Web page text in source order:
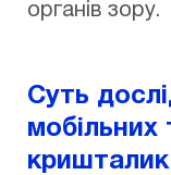
органів зору.
Суть
мобільних